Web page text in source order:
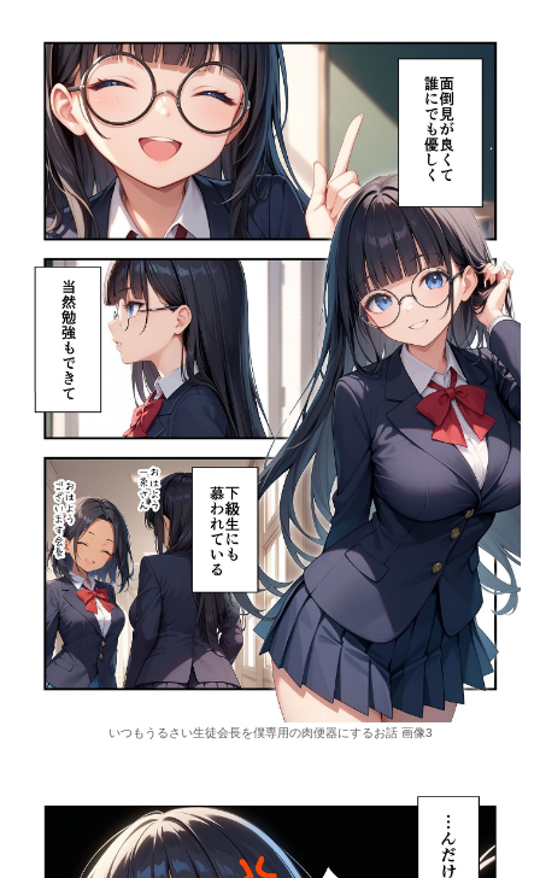
いつもうるさい生徒会長を僕専用の肉便器にするお話 画像3